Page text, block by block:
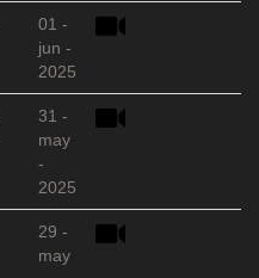
01 -
jun -
2025
31 -
may
-
2025
29 -
may